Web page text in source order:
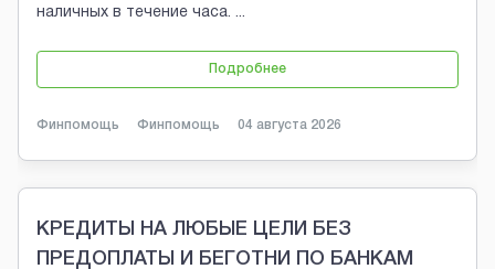
наличных в течение часа. ...
Подробнее
Финпомощь Финпомощь 04 августа 2026
КРЕДИТЫ НА ЛЮБЫЕ ЦЕЛИ БЕЗ
ПРЕДОПЛАТЫ И БЕГОТНИ ПО БАНКАМ